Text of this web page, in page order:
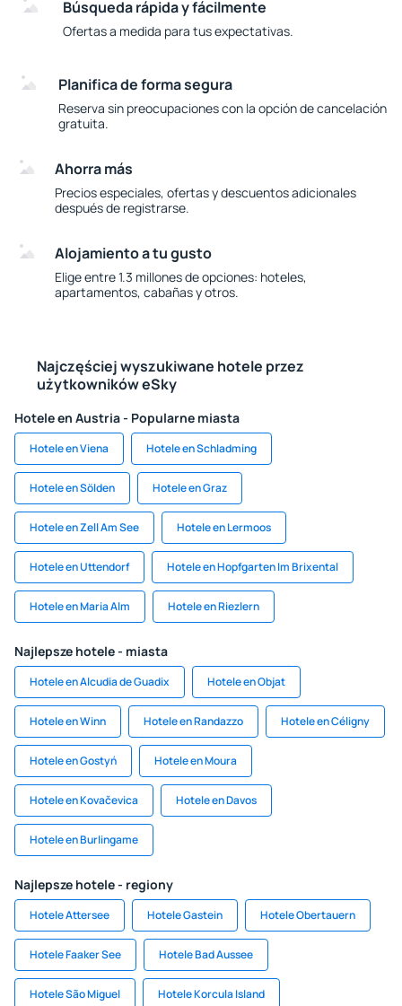
Búsqueda rápida y fácilmente
Ofertas a medida para tus expectativas.
Planifica de forma segura
Reserva sin preocupaciones con la opción de cancelación
gratuita.
Ahorra más
Precios especiales, ofertas y descuentos adicionales
después de registrarse.
Alojamiento a tu gusto
Elige entre 1.3 millones de opciones: hoteles,
apartamentos, cabañas y otros.
Najczęściej wyszukiwane hotele przez
użytkowników eSky
Hotele en Austria - Popularne miasta
Hotele en Viena Hotele en Schladming
Hotele en Sölden Hotele en Graz
Hotele en Zell Am See Hotele en Lermoos
Hotele en Uttendorf Hotele en Hopfgarten Im Brixental
Hotele en Maria Alm Hotele en Riezlern
Najlepsze hotele - miasta
Hotele en Alcudia de Guadix Hotele en Objat
Hotele en Winn Hotele en Randazzo Hotele en Céligny
Hotele en Gostyń Hotele en Moura
Hotele en Kovačevica Hotele en Davos
Hotele en Burlingame
Najlepsze hotele - regiony
Hotele Attersee Hotele Gastein Hotele Obertauern
Hotele Faaker See Hotele Bad Aussee
Hotele São Miguel Hotele Korcula Island